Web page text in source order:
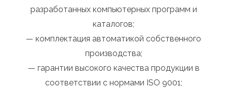
разработанных компьютерных программ и
каталогов;
— комплектация автоматикой собственного
производства;
— гарантии высокого качества продукции в
соответствии с нормами ISO 9001;